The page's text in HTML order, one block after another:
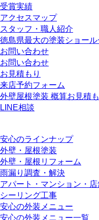
受賞実績
アクセスマップ
スタッフ・職人紹介
徳島県最大の塗装ショール
お問い合わせ
お問い合わせ
お見積もり
来店予約フォーム
外壁屋根塗装 概算お見積
LINE相談
安心のラインナップ
外壁・屋根塗装
外壁・屋根リフォーム
雨漏り調査・解決
アパート・マンション・
シーリング工事
安心の外装メニュー
安心の外装メニュー一覧